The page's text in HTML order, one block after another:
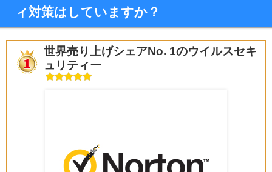
ィ対策はしていますか？
世界売り上げシェアNo. 1のウイルスセキ
ュリティー